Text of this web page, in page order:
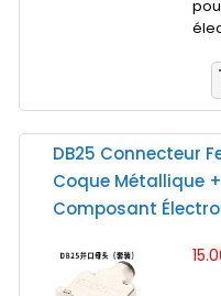
DB25 Connecteur
Coque Métallique
Composant